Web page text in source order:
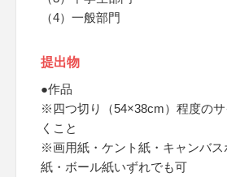
（4）一般部門
提出物
●作品
※四つ切り（54×38cm）程度の
くこと
※画用紙・ケント紙・キャンバス
紙・ボール紙いずれでも可